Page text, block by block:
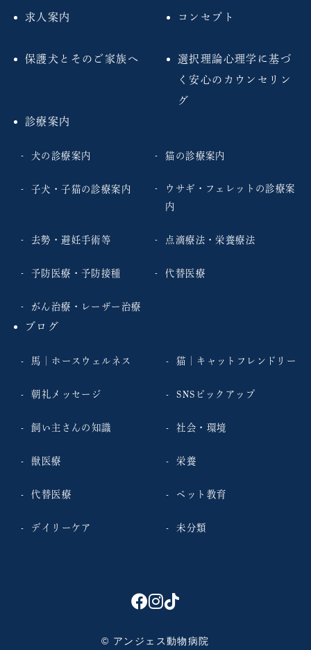
求人案内 コンセプト
保護犬とそのご家族へ
選択理論心理学に基づ
く安心のカウンセリン
グ
診療案内
犬の診療案内 猫の診療案内
子犬・子猫の診療案内
ウサギ・フェレットの診療案
内
去勢・避妊手術等 点滴療法・栄養療法
予防医療・予防接種 代替医療
がん治療・レーザー治療
ブログ
馬｜ホースウェルネス 猫｜キャットフレンドリー
朝礼メッセージ SNSピックアップ
飼い主さんの知識 社会・環境
獣医療 栄養
代替医療 ペット教育
デイリーケア 未分類
© アンジェス動物病院